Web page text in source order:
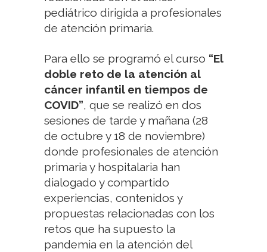
pediátrico dirigida a profesionales
de atención primaria.
Para ello se programó el curso “El
doble reto de la atención al
cáncer infantil en tiempos de
COVID”, que se realizó en dos
sesiones de tarde y mañana (28
de octubre y 18 de noviembre)
donde profesionales de atención
primaria y hospitalaria han
dialogado y compartido
experiencias, contenidos y
propuestas relacionadas con los
retos que ha supuesto la
pandemia en la atención del